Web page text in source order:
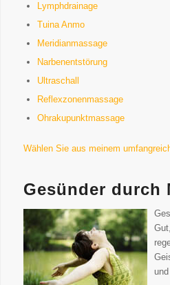
Lymphdrainage
Tuina Anmo
Meridianmassage
Narbenentstörung
Ultraschall
Reflexzonenmassage
Ohrakupunktmassage
Wählen Sie aus meinem
Gesünder durch